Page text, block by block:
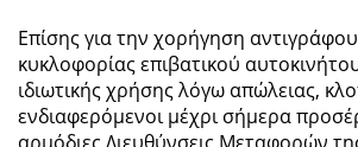
Επίσης για την χορήγηση
κυκλοφορίας επιβατικού
ιδιωτικής χρήσης λόγω απώλειας,
ενδιαφερόμενοι μέχρι σήμερα